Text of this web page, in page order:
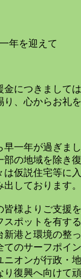
一年を迎えて
につきまして
、心からお礼を
一年が過ぎま
部の地域を除き
仮説住宅等に
しております。
様よりご支援
スポットを有する
新港と環境の整
のサーフポイ
ニオンが行政・
り復興へ向けて